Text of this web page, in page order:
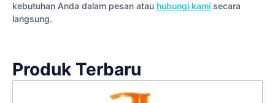
kebutuhan Anda dalam pesan atau hubungi kami secara
langsung.
Produk Terbaru